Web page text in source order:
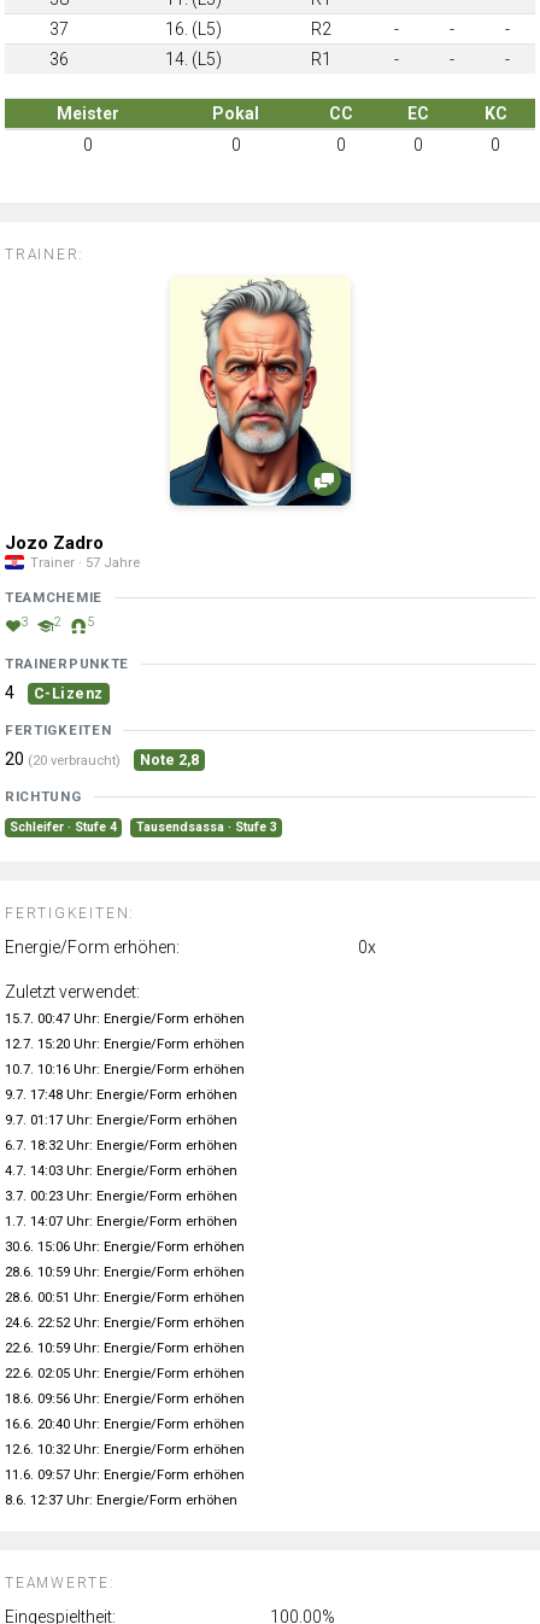
37
16. (L5) R2 - -
-
36
14. (L5) R1 - - -
Meister Pokal CC EC
KC
0
0 0 0 0
TEAMWERTE:
Eingespieltheit: 100.00%
TRAINER:
Jozo Zadro
Trainer · 57 Jahre
TEAMCHEMIE
3 2 5
TRAINERPUNKTE
4 C-Lizenz
FERTIGKEITEN
20 (20 verbraucht) Note 2,8
RICHTUNG
Schleifer · Stufe 4 Tausendsassa · Stufe 3
FERTIGKEITEN:
Energie/Form erhöhen: 0x
Zuletzt verwendet:
15.7. 00:47 Uhr: Energie/Form erhöhen
12.7. 15:20 Uhr: Energie/Form erhöhen
10.7. 10:16 Uhr: Energie/Form erhöhen
9.7. 17:48 Uhr: Energie/Form erhöhen
9.7. 01:17 Uhr: Energie/Form erhöhen
6.7. 18:32 Uhr: Energie/Form erhöhen
4.7. 14:03 Uhr: Energie/Form erhöhen
3.7. 00:23 Uhr: Energie/Form erhöhen
1.7. 14:07 Uhr: Energie/Form erhöhen
30.6. 15:06 Uhr: Energie/Form erhöhen
28.6. 10:59 Uhr: Energie/Form erhöhen
28.6. 00:51 Uhr: Energie/Form erhöhen
24.6. 22:52 Uhr: Energie/Form erhöhen
22.6. 10:59 Uhr: Energie/Form erhöhen
22.6. 02:05 Uhr: Energie/Form erhöhen
18.6. 09:56 Uhr: Energie/Form erhöhen
16.6. 20:40 Uhr: Energie/Form erhöhen
12.6. 10:32 Uhr: Energie/Form erhöhen
11.6. 09:57 Uhr: Energie/Form erhöhen
8.6. 12:37 Uhr: Energie/Form erhöhen